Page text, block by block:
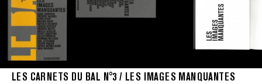
LES CARNETS DU BAL N°3 / LES IMAGES MANQUANTES